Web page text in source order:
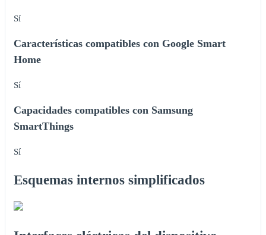
Sí
Características compatibles con Google Smart
Home
Sí
Capacidades compatibles con Samsung
SmartThings
Sí
Esquemas internos simplificados